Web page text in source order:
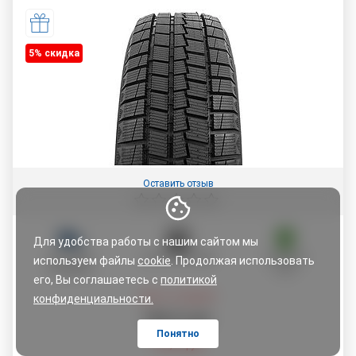
Для удобства работы с нашим сайтом мы
используем файлы cookie . Продолжая использовать
его, Вы соглашаетесь с политикой
конфиденциальности.
Понятно
5% cкидка
Оставить отзыв
ДОСТАВКА
ОПЛАТА ЧАСТЯМИ
ГАРАНТИЯ
Цена со скидкой:
184,27руб.